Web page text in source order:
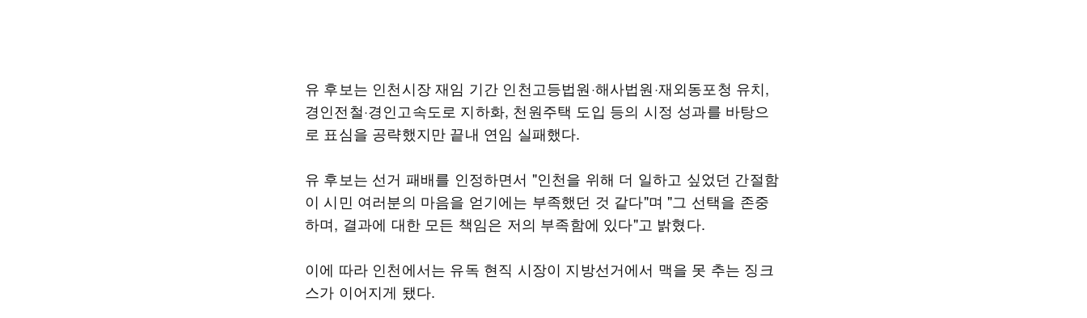
유 후보는 인천시장 재임 기간 인천고등법원·해사법원·재외동포청 유치,
경인전철·경인고속도로 지하화, 천원주택 도입 등의 시정 성과를 바탕으
로 표심을 공략했지만 끝내 연임 실패했다.
유 후보는 선거 패배를 인정하면서 "인천을 위해 더 일하고 싶었던 간절함
이 시민 여러분의 마음을 얻기에는 부족했던 것 같다"며 "그 선택을 존중
하며, 결과에 대한 모든 책임은 저의 부족함에 있다"고 밝혔다.
이에 따라 인천에서는 유독 현직 시장이 지방선거에서 맥을 못 추는 징크
스가 이어지게 됐다.